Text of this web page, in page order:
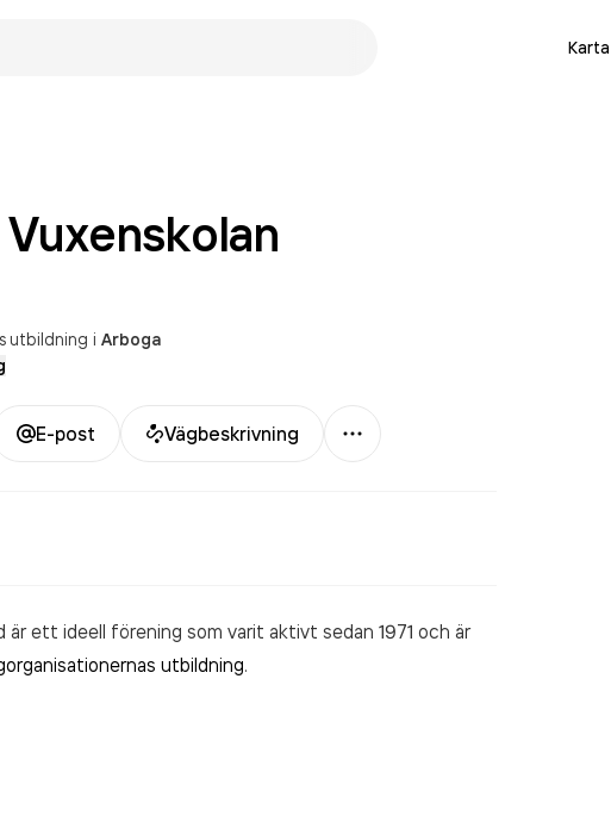
Karta
utbildning i Arboga
E-post Vägbeskrivning
Mer
ett ideell förening som varit aktivt sedan 1971 och är
utbildning.